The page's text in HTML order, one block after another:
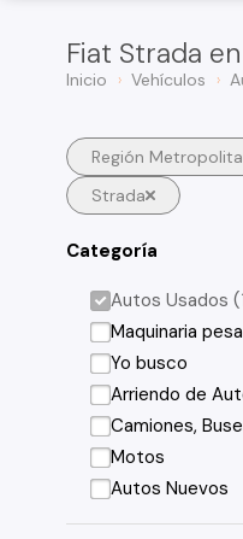
Fiat Strada
Inicio Vehículos
Región
Strada
Categoría
Autos Usados
Maquinaria
Yo busco
Arriendo de
Camiones,
Motos
Autos Nuevos